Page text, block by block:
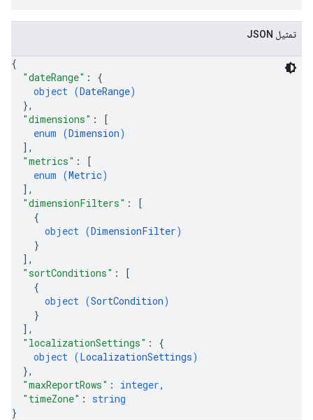
تمثيل JSON
{
"dateRange" : {
object (DateRange)
},
"dimensions" :
[
enum (Dimension)
] ,
"metrics" :
[
enum (Metric)
] ,
"dimensionFilters" :
[
{
object (DimensionFilter)
}
] ,
"sortConditions" :
[
{
object (SortCondition)
}
] ,
"localizationSettings" : {
object (LocalizationSettings)
},
"maxReportRows" : integer,
"timeZone" : string
}